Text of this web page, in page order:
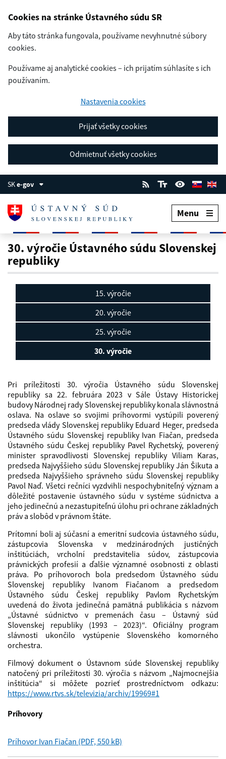
Cookies na stránke Ústavného súdu SR
Aby táto stránka fungovala, používame nevyhnutné súbory
cookies.
Používame aj analytické cookies – ich prijatím súhlasíte s ich
používaním.
Nastavenia cookies
Prijať všetky cookies
Odmietnuť všetky cookies
SKe-gov
Menu
30. výročie
30. výročie Ústavného súdu Slovenskej
republiky
Pri príležitosti 30. výročia Ústavného súdu Slovenskej
republiky sa 22. februára 2023 v Sále Ústavy Historickej
budovy Národnej rady Slovenskej republiky konala slávnostná
oslava. Na oslave so svojimi príhovormi vystúpili poverený
predseda vlády Slovenskej republiky Eduard Heger, predseda
Ústavného súdu Slovenskej republiky Ivan Fiačan, predseda
Ústavného súdu Českej republiky Pavel Rychetský, poverený
minister spravodlivosti Slovenskej republiky Viliam Karas,
predseda Najvyššieho súdu Slovenskej republiky Ján Šikuta a
predseda Najvyššieho správneho súdu Slovenskej republiky
Pavol Naď. Všetci rečníci vyzdvihli nespochybniteľný význam a
dôležité postavenie ústavného súdu v systéme súdnictva a
jeho jedinečnú a nezastupiteľnú úlohu pri ochrane základných
práv a slobôd v právnom štáte.
Prítomní boli aj súčasní a emeritní sudcovia ústavného súdu,
zástupcovia Slovenska v medzinárodných justičných
inštitúciách, vrcholní predstavitelia súdov, zástupcovia
právnických profesií a ďalšie významné osobnosti z oblasti
práva. Po príhovoroch bola predsedom Ústavného súdu
Slovenskej republiky Ivanom Fiačanom a predsedom
Ústavného súdu Českej republiky Pavlom Rychetským
uvedená do života jedinečná pamätná publikácia s názvom
„Ústavné súdnictvo v premenách času – Ústavný súd
Slovenskej republiky (1993 – 2023)“. Oficiálny program
slávnosti ukončilo vystúpenie Slovenského komorného
orchestra.
Filmový dokument o Ústavnom súde Slovenskej republiky
natočený pri príležitosti 30. výročia s názvom „Najmocnejšia
inštitúcia“ si môžete pozrieť prostredníctvom odkazu:
https://www.rtvs.sk/televizia/archiv/19969#1
Príhovory
Príhovor Ivan Fiačan (PDF, 550 kB)
15. výročie
20. výročie
25. výročie
30. výročie